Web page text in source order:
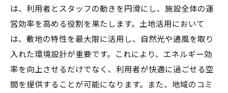
は、利用者とスタッフの動きを円滑にし、施設全体の運
営効率を高める役割を果たします。土地活用において
は、敷地の特性を最大限に活用し、自然光や通風を取り
入れた環境設計が重要です。これにより、エネルギー効
率を向上させるだけでなく、利用者が快適に過ごせる空
間を提供することが可能になります。また、地域のコミ